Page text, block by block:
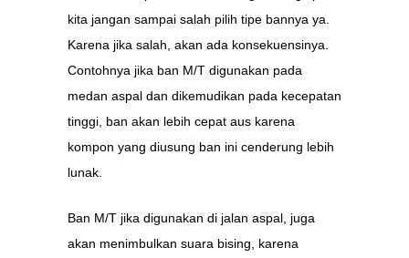
kita jangan sampai salah pilih tipe bannya ya.
Karena jika salah, akan ada konsekuensinya.
Contohnya jika ban M/T digunakan pada
medan aspal dan dikemudikan pada kecepatan
tinggi, ban akan lebih cepat aus karena
kompon yang diusung ban ini cenderung lebih
lunak.
Ban M/T jika digunakan di jalan aspal, juga
akan menimbulkan suara bising, karena